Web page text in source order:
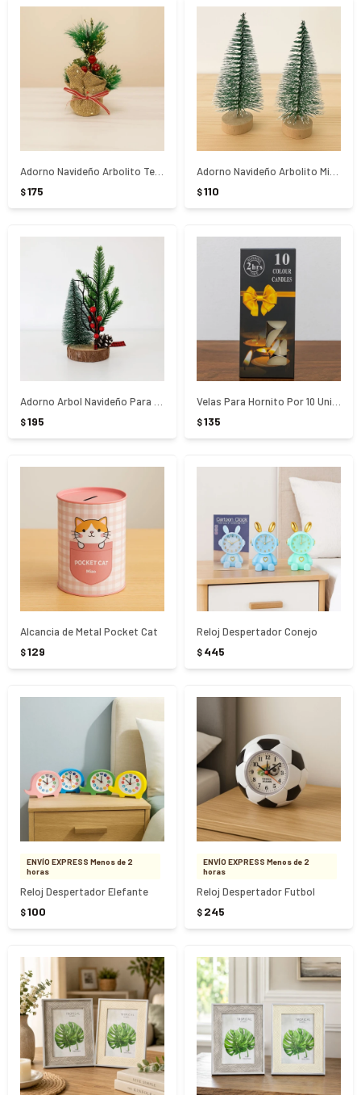
$175 $110
$195 $135
Alcancia de Metal Pocket Cat
$129
Reloj Despertador Conejo
$ 445
ENVÍO EXPRESS Menos de 2
horas
Reloj Despertador Elefante
$100
ENVÍO EXPRESS Menos de 2
horas
Reloj Despertador Futbol
$ 245